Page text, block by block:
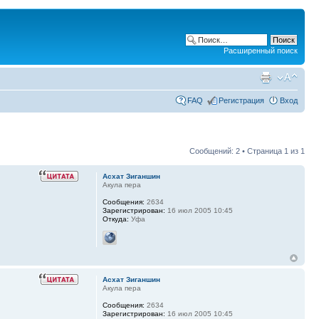
Расширенный поиск
FAQ Регистрация Вход
Сообщений: 2 • Страница 1 из 1
Асхат Зиганшин
Акула пера
Сообщения: 2634
Зарегистрирован: 16 июл 2005 10:45
Откуда: Уфа
Асхат Зиганшин
Акула пера
Сообщения: 2634
Зарегистрирован: 16 июл 2005 10:45